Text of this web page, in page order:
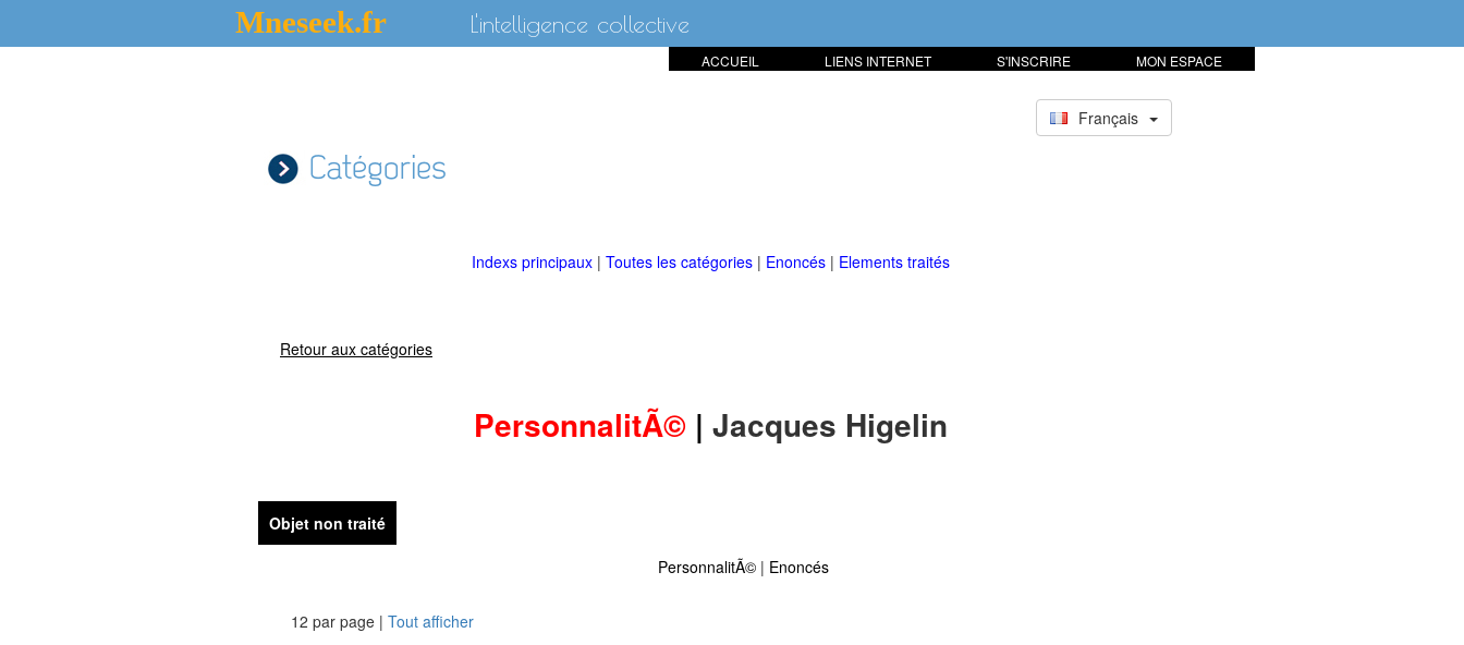
Mneseek.fr L'intelligence collective
MON ESPACE
S'INSCRIRE
LIENS INTERNET
ACCUEIL
Français
Catégories
Indexs principaux | Toutes les catégories | Enoncés | Elements traités
Retour aux catégories
PersonnalitÃ© | Jacques Higelin
Objet non traité
PersonnalitÃ©| Enoncés
12 par page | Tout afficher